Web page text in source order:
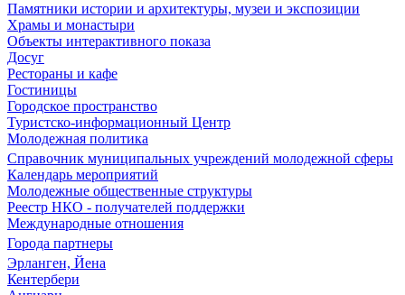
Памятники истории и архитектуры, музеи и экспозиции
Храмы и монастыри
Объекты интерактивного показа
Досуг
Рестораны и кафе
Гостиницы
Городское пространство
Туристско-информационный Центр
Молодежная политика
Справочник муниципальных учреждений молодежной сферы
Календарь мероприятий
Молодежные общественные структуры
Реестр НКО - получателей поддержки
Международные отношения
Города партнеры
Эрланген, Йена
Кентербери